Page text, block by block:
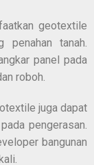
geotextile
penahan tanah.
panel pada
roboh.
juga dapat
pengerasan.
bangunan